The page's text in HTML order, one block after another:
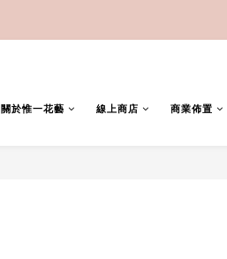
關於惟一花藝 線上商店 商業佈置